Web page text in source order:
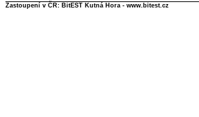
Zastoupení v ČR: BitEST Kutná Hora - www.bitest.cz